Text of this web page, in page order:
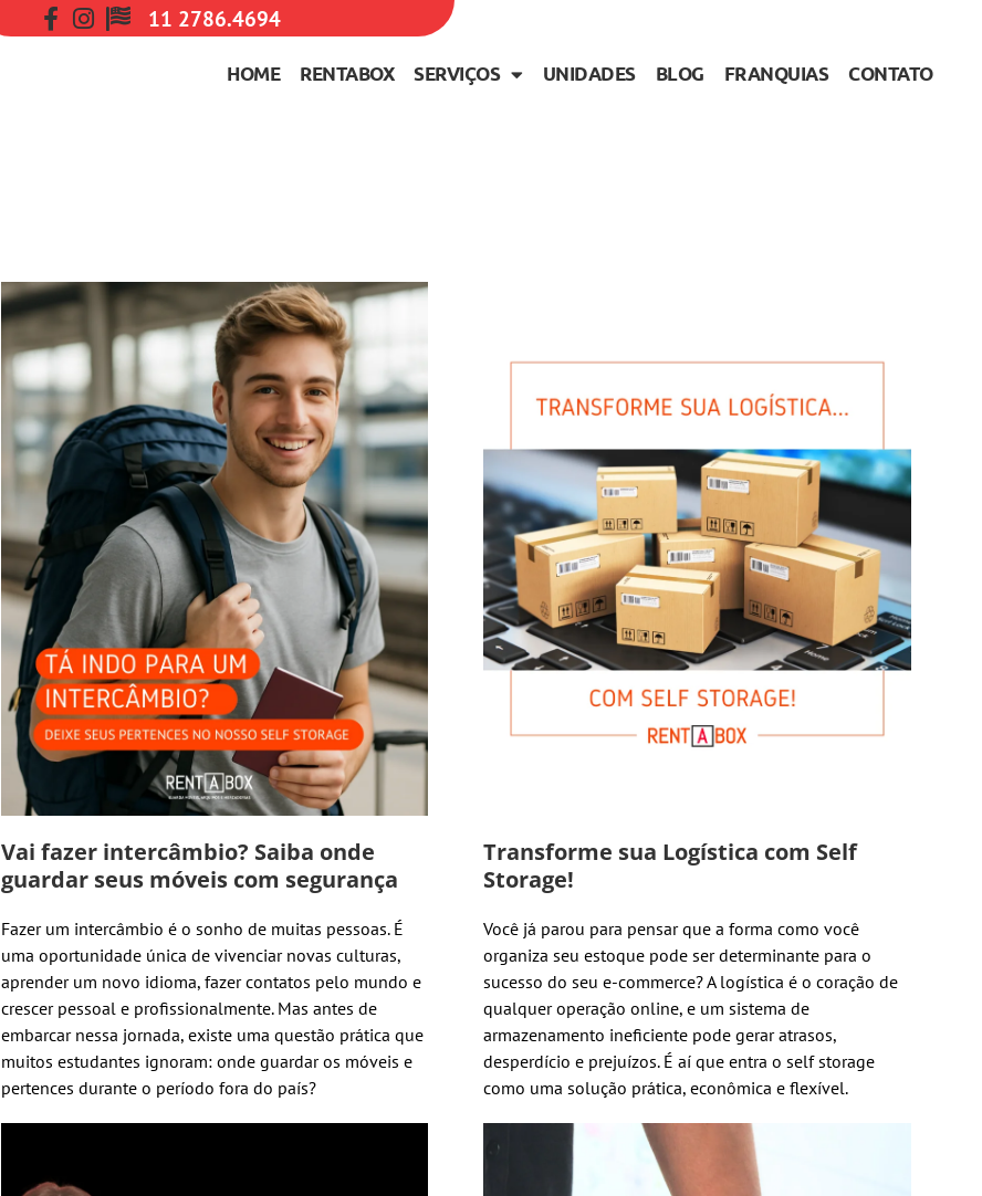
11 2786.4694
HOME RENTABOX SERVIÇOS UNIDADES BLOG FRANQUIAS CONTATO
Vai fazer intercâmbio? Saiba onde
guardar seus móveis com segurança
Fazer um intercâmbio é o sonho de muitas pessoas. É
uma oportunidade única de vivenciar novas culturas,
aprender um novo idioma, fazer contatos pelo mundo e
crescer pessoal e profissionalmente. Mas antes de
embarcar nessa jornada, existe uma questão prática que
muitos estudantes ignoram: onde guardar os móveis e
pertences durante o período fora do país?
Transforme sua Logística com Self
Storage!
Você já parou para pensar que a forma como você
organiza seu estoque pode ser determinante para o
sucesso do seu e-commerce? A logística é o coração de
qualquer operação online, e um sistema de
armazenamento ineficiente pode gerar atrasos,
desperdício e prejuízos. É aí que entra o self storage
como uma solução prática, econômica e flexível.